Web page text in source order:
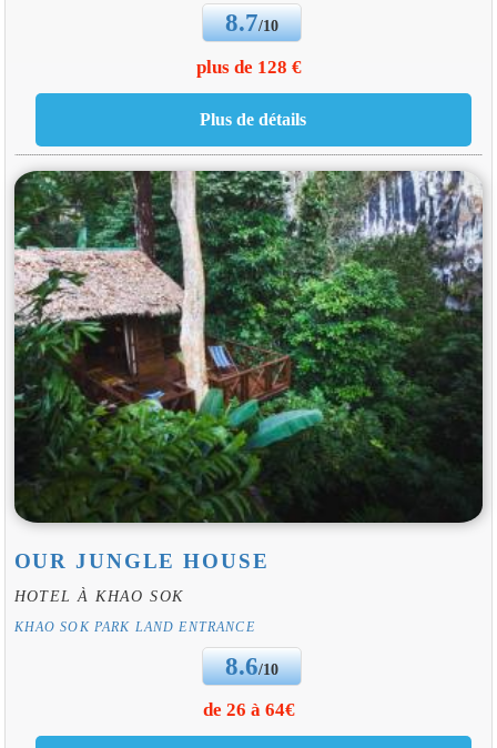
8.7/10
plus de 128 €
OUR JUNGLE HOUSE
HOTEL À KHAO SOK
KHAO SOK PARK LAND ENTRANCE
8.6/10
de 26 à 64€